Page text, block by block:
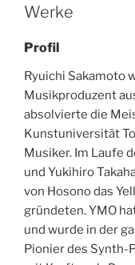
Werke
Profil
Ryuichi Sakamoto
Musikproduzent
absolvierte die
Kunstuniversität
Musiker. Im Laufe
und Yukihiro
von Hosono das
gründeten. YMO
und wurde in der
Pionier des Synth-